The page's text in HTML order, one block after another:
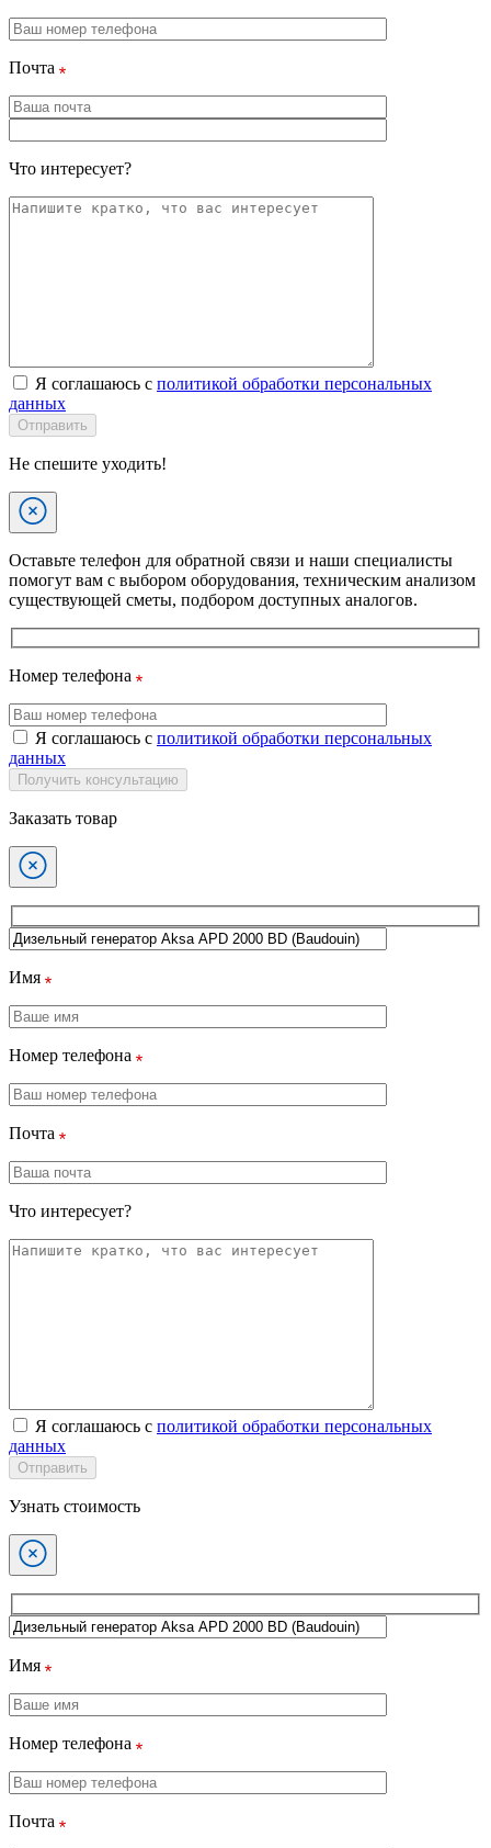
Почта
Что интересует?
Я соглашаюсь с политикой обработки персональных
данных
Отправить
Не спешите уходить!
Оставьте телефон для обратной связи и наши специалисты
помогут вам с выбором оборудования, техническим анализом
существующей сметы, подбором доступных аналогов.
Номер телефона
Я соглашаюсь с политикой обработки персональных
данных
Получить консультацию
Заказать товар
Имя
Номер телефона
Почта
Что интересует?
Я соглашаюсь с политикой обработки персональных
данных
Отправить
Узнать стоимость
Имя
Номер телефона
Почта